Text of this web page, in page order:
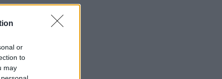
or
to
may